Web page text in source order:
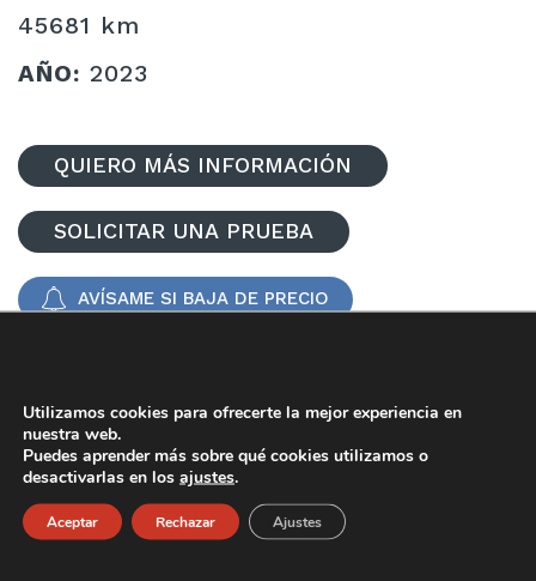
45681 km
AÑO: 2023
QUIERO MÁS INFORMACIÓN
SOLICITAR UNA PRUEBA
AVÍSAME SI BAJA DE PRECIO
DESCRIPCIÓN
CONOCE LAS PRESTACIONES DEL MODELO
NC5X PLUG-IN HYBRID SHINE
Híbrido
23007km.
Utilizamos cookies para ofrecerte la mejor experiencia en
nuestra web.
Puedes aprender más sobre qué cookies utilizamos o
desactivarlas en los ajustes.
Aceptar Rechazar Ajustes